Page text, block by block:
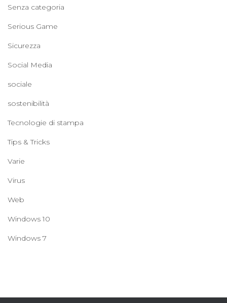
Senza categoria
Serious Game
Sicurezza
Social Media
sociale
sostenibilità
Tecnologie di stampa
Tips & Tricks
Varie
Virus
Web
Windows 10
Windows 7